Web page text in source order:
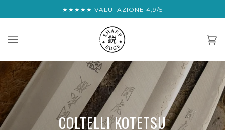
SPEDIZIONE ESPRESSA GRATUITA IN TUTTO IL MONDO:
★★★★★ VALUTAZIONE 4,9/5
COLTELLI KOTETSU